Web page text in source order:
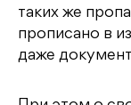
таких же
прописано в
даже